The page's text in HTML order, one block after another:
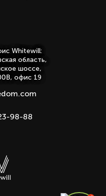
Whitewill:
область,
шоссе,
офис 19
98-88